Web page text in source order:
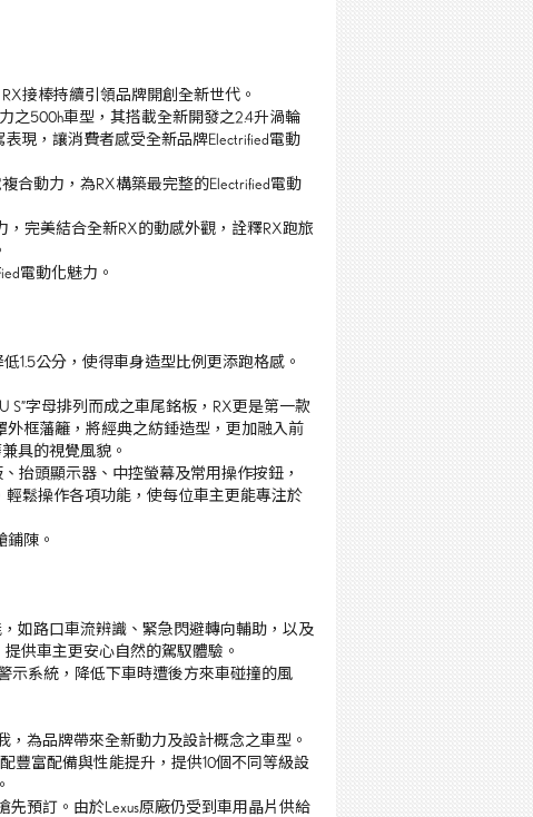
RX接棒持續引領品牌開創全新世代。
之500h車型，其搭載全新開發之2.4升渦輪
現，讓消費者感受全新品牌Electrified電動
合動力，為RX構築最完整的Electrified電動
，完美結合全新RX的動感外觀，詮釋RX跑旅
電動化魅力 。
低1.5公分，使得車身造型比例更添跑格感。
S”字母排列而成之車尾銘板， RX更是第一款
框藩籬，將經典之紡錘造型，更加融入前
具的視覺風貌。
抬頭顯示器、中控螢幕及常用操作按鈕，
輕鬆操作各項功能，使每位車主更能專注於
鋪陳 。
如路口車流辨識、緊急閃避轉向輔助，以及
供車主更安心自然的駕馭體驗。
示系統，降低下車時遭後方來車碰撞的風
，為品牌帶來全新動力及設計概念之車型。
豐富配備與性能提升，提供10個不同等級設
先預訂。由於Lexus原廠仍受到車用晶片供給